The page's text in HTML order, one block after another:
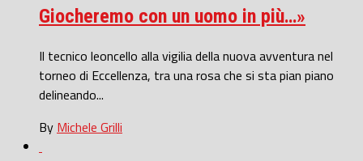
Giocheremo con un uomo in più…»
Il tecnico leoncello alla vigilia della nuova avventura nel
torneo di Eccellenza, tra una rosa che si sta pian piano
delineando...
By Michele Grilli